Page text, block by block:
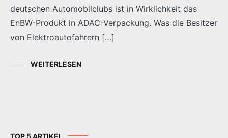
deutschen Automobilclubs ist in Wirklichkeit das
EnBW-Produkt in ADAC-Verpackung. Was die Besitzer
von Elektroautofahrern […]
WEITERLESEN
TOP 5 ARTIKEL